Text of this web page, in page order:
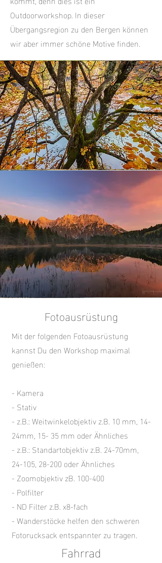
Outdoorworkshop. In dieser
Übergangsregion zu den Bergen können
wir aber immer schöne Motive finden.
Fotoausrüstung
Mit der folgenden Fotoausrüstung
kannst Du den Workshop maximal
genießen:
- Kamera
- Stativ
- z.B.: Weitwinkelobjektiv z.B. 10 mm, 14-
24mm, 15- 35 mm oder Ähnliches
- z.B.: Standartobjektiv z.B. 24-70mm,
24-105, 28-200 oder Ähnliches
- Zoomobjektiv zB. 100-400
- Polfilter
- ND Filter z.B. x8-fach
- Wanderstöcke helfen den schweren
Fotorucksack entspannter zu tragen.
Fahrrad